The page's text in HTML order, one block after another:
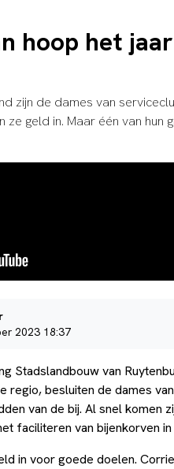
hoop het
zijn de dames van
ze geld in. Maar één van
2023 18:37
Stadslandbouw van
regio, besluiten de dames
van de bij. Al snel komen
faciliteren van bijenkorven
in voor goede doelen.